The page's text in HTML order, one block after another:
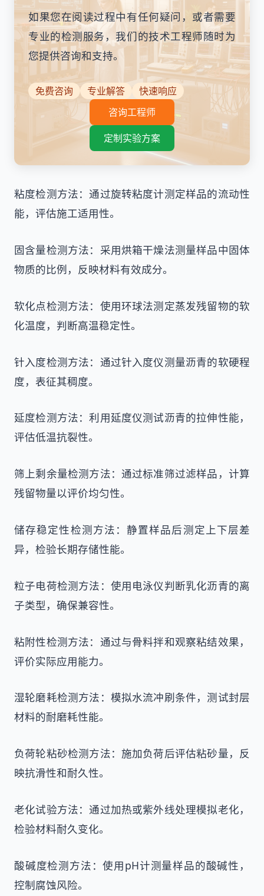
如果您在阅读过程中有任何疑问，或者需要
专业的检测服务，我们的技术工程师随时为
您提供咨询和支持。
免费咨询 专业解答
快速响应
咨询工程师
定制实验方案
粘度检测方法：通过旋转粘度计测定样品的流动性
能，评估施工适用性。
固含量检测方法：采用烘箱干燥法测量样品中固体
物质的比例，反映材料有效成分。
软化点检测方法：使用环球法测定蒸发残留物的软
化温度，判断高温稳定性。
针入度检测方法：通过针入度仪测量沥青的软硬程
度，表征其稠度。
延度检测方法：利用延度仪测试沥青的拉伸性能，
评估低温抗裂性。
筛上剩余量检测方法：通过标准筛过滤样品，计算
残留物量以评价均匀性。
储存稳定性检测方法：静置样品后测定上下层差
异，检验长期存储性能。
粒子电荷检测方法：使用电泳仪判断乳化沥青的离
子类型，确保兼容性。
粘附性检测方法：通过与骨料拌和观察粘结效果，
评价实际应用能力。
湿轮磨耗检测方法：模拟水流冲刷条件，测试封层
材料的耐磨耗性能。
负荷轮粘砂检测方法：施加负荷后评估粘砂量，反
映抗滑性和耐久性。
老化试验方法：通过加热或紫外线处理模拟老化，
检验材料耐久变化。
酸碱度检测方法：使用pH计测量样品的酸碱性，
控制腐蚀风险。